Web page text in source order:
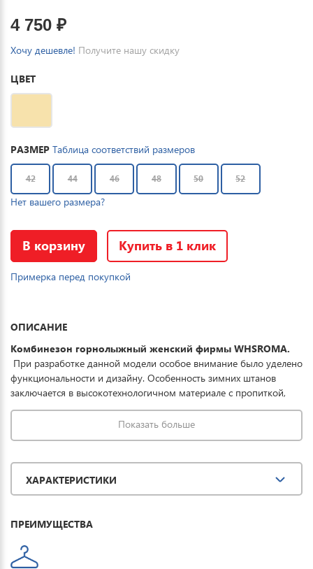
4 750 ₽
Хочу дешевле! Получите нашу скидку
ЦВЕТ
РАЗМЕР Таблица соответствий размеров
42 44 46 48 50 52
Нет вашего размера?
В корзину Купить в 1 клик
Примерка перед покупкой
ОПИСАНИЕ
Комбинезон горнолыжный женский фирмы WHSROMA.
При разработке данной модели особое внимание было уделено
функциональности и дизайну. Особенность зимних штанов
заключается в высокотехнологичном материале с пропиткой,
которая совместно с мембраной обеспечивает превосходную
защиту одежды от проникновения влаги, что обеспечивает до 8
часов катания в условиях мокрого снега. Купить горнолыжные
комфортного отдыха на горных лыжах и сноуборде.
Характеристики: Эргономичный крой не стесняющий движения.
Вентиляция на молнии. Сноубордический полукомбинезон
нижней части штанин, что создает дополнительную защиту.
Показать больше
ХАРАКТЕРИСТИКИ
ПРЕИМУЩЕСТВА